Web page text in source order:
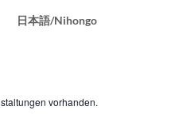
日本語/Nihongo
vorhanden.